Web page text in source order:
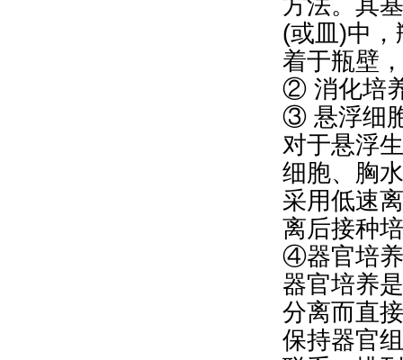
(或皿)中
着于瓶壁
② 消化培
③ 悬浮细
对于悬浮
细胞、胸
采用低速
离后接种
④器官培养
器官培养
分离而直
保持器官